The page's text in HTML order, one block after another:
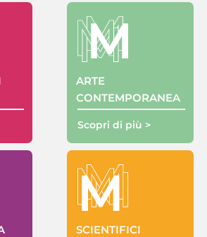
ARTE
CONTEMPORANEA
Scopri di più >
SCIENTIFICI